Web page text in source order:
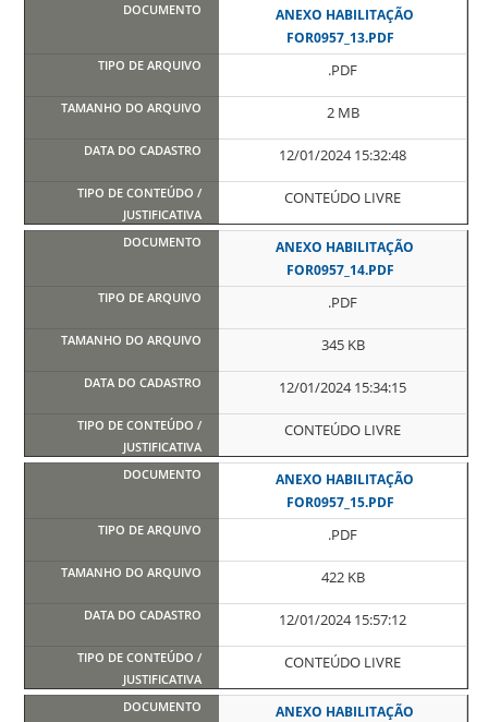
ANEXO HABILITAÇÃO
FOR0957_13.PDF
.PDF
2 MB
12/01/2024 15:32:48
CONTEÚDO LIVRE
ANEXO HABILITAÇÃO
FOR0957_14.PDF
.PDF
345 KB
12/01/2024 15:34:15
CONTEÚDO LIVRE
ANEXO HABILITAÇÃO
FOR0957_15.PDF
.PDF
422 KB
12/01/2024 15:57:12
CONTEÚDO LIVRE
ANEXO HABILITAÇÃO